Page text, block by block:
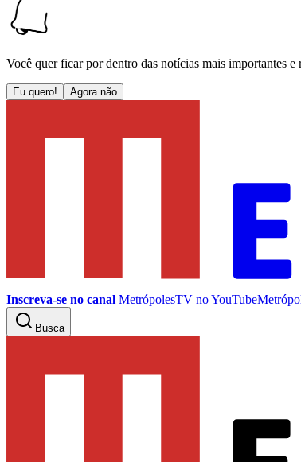
Você quer ficar por dentro das notícias mais importantes e
Eu quero! Agora não
Inscreva-se no canal MetrópolesTV noYouTube
Busca